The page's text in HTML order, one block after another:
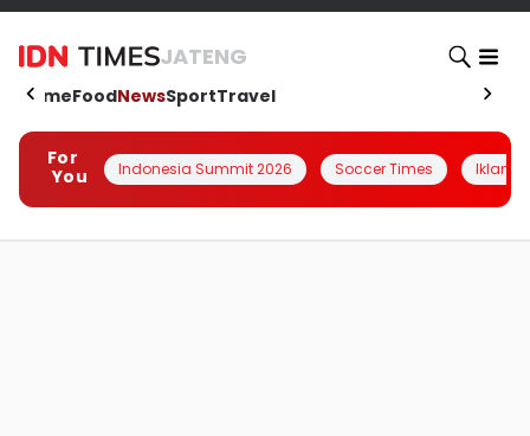
JATENG
HomeFoodNewsSportTravel
For
You
Indonesia Summit 2026 Soccer Times Iklanin